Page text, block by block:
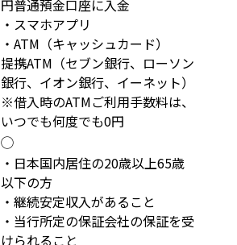
円普通預金口座に入金
・スマホアプリ
・ATM（キャッシュカード）
提携ATM（セブン銀行、ローソン
銀行、イオン銀行、イーネット）
※借入時のATMご利用手数料は、
いつでも何度でも0円
◯
・日本国内居住の20歳以上65歳
以下の方
・継続安定収入があること
・当行所定の保証会社の保証を受
けられること